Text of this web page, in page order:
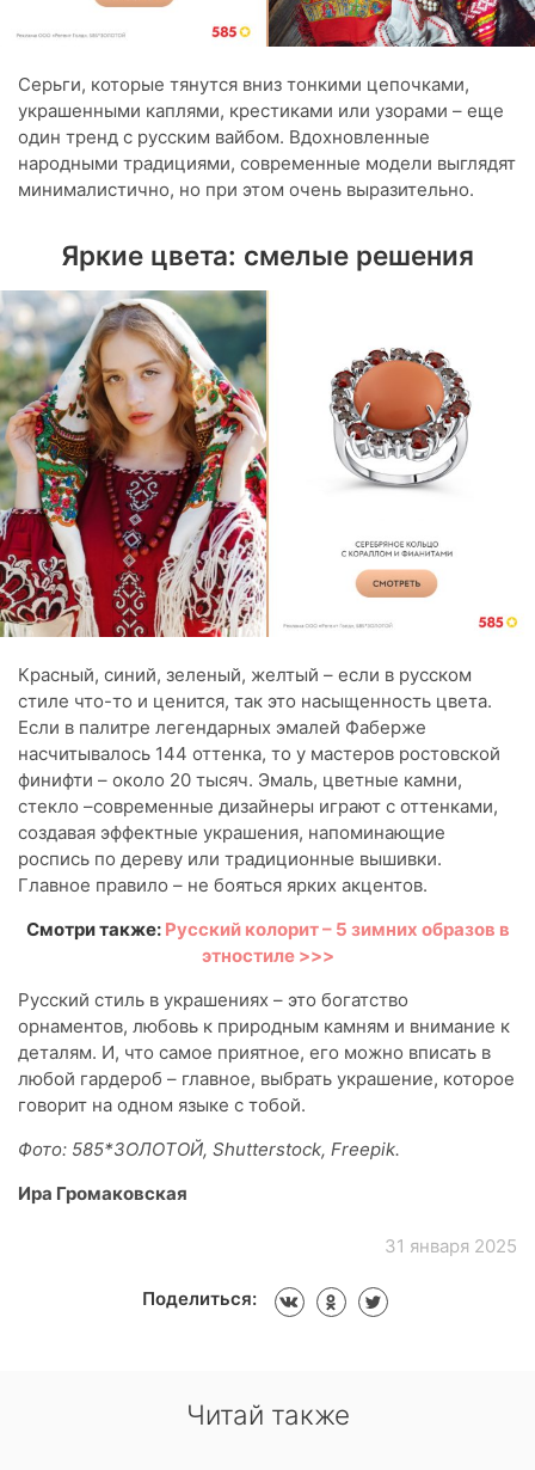
Серьги, которые тянутся вниз тонкими цепочками,
украшенными каплями, крестиками или узорами – еще
один тренд с русским вайбом. Вдохновленные
народными традициями, современные модели выглядят
минималистично, но при этом очень выразительно.
Яркие цвета: смелые решения
Красный, синий, зеленый, желтый – если в русском
стиле что-то и ценится, так это насыщенность цвета.
Если в палитре легендарных эмалей Фаберже
насчитывалось 144 оттенка, то у мастеров ростовской
финифти – около 20 тысяч. Эмаль, цветные камни,
стекло –современные дизайнеры играют с оттенками,
создавая эффектные украшения, напоминающие
роспись по дереву или традиционные вышивки.
Главное правило – не бояться ярких акцентов.
Смотри также: Русский колорит – 5 зимних образов в
этностиле >>>
Русский стиль в украшениях – это богатство
орнаментов, любовь к природным камням и внимание к
деталям. И, что самое приятное, его можно вписать в
любой гардероб – главное, выбрать украшение, которое
говорит на одном языке с тобой.
Фото: 585*ЗОЛОТОЙ, Shutterstock, Freepik.
Ира Громаковская
31 января 2025
Поделиться:
Читай также